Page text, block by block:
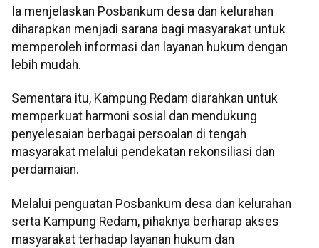
Ia menjelaskan Posbankum desa dan kelurahan
diharapkan menjadi sarana bagi masyarakat untuk
memperoleh informasi dan layanan hukum dengan
lebih mudah.
Sementara itu, Kampung Redam diarahkan untuk
memperkuat harmoni sosial dan mendukung
penyelesaian berbagai persoalan di tengah
masyarakat melalui pendekatan rekonsiliasi dan
perdamaian.
Melalui penguatan Posbankum desa dan kelurahan
serta Kampung Redam, pihaknya berharap akses
masyarakat terhadap layanan hukum dan